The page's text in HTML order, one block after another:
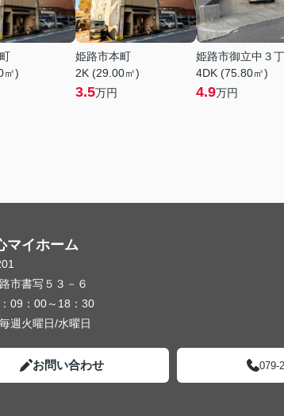
㎡)
姫路市本町
2K (29.00㎡)
3.5万円
姫路市御立中３
4DK (75.80㎡)
4.9万円
マイホーム
市書写５３－６
09：00～18：30
毎週火曜日/水曜日
お問い合わせ 079-